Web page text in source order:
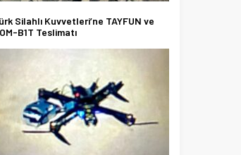
Silahlı Kuvvetleri’ne TAYFUN ve
B1T Teslimatı